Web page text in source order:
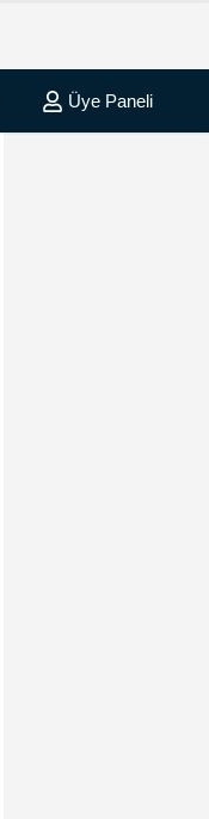
Üye Paneli